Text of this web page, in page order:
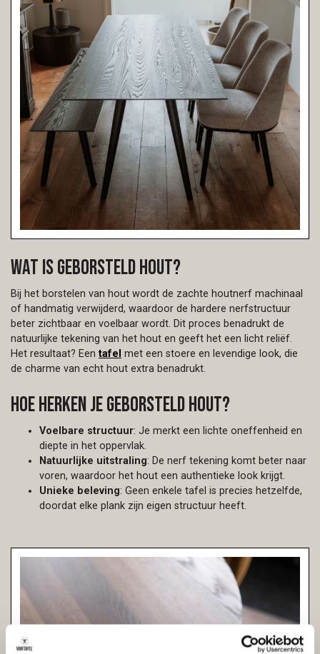
Wat is geborsteld hout?
Bij het borstelen van hout wordt de zachte houtnerf machinaal
of handmatig verwijderd, waardoor de hardere nerfstructuur
beter zichtbaar en voelbaar wordt. Dit proces benadrukt de
natuurlijke tekening van het hout en geeft het een licht reliëf.
Het resultaat? Eentafel met een stoere en levendige look, die
de charme van echt hout extra benadrukt.
Hoe herken je geborsteld hout?
Voelbare structuur: Je merkt een lichte oneffenheid en
diepte in het oppervlak.
Natuurlijke uitstraling: De nerf tekening komt beter naar
voren, waardoor het hout een authentieke look krijgt.
Unieke beleving: Geen enkele tafel is precies hetzelfde,
doordat elke plank zijn eigen structuur heeft.